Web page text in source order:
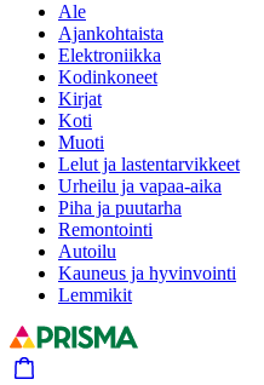
Ale
Ajankohtaista
Elektroniikka
Kodinkoneet
Kirjat
Koti
Muoti
Lelut ja lastentarvikkeet
Urheilu ja vapaa-aika
Piha ja puutarha
Remontointi
Autoilu
Kauneus ja hyvinvointi
Lemmikit